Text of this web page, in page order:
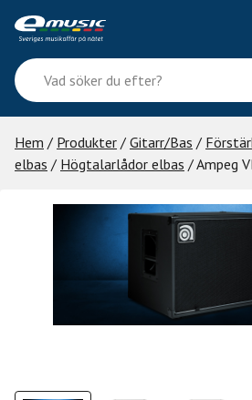
content
Vad
söker
du
efter?
Hem / Produkter / Gitarr/Bas /
elbas / Högtalarlådor elbas / Ampeg